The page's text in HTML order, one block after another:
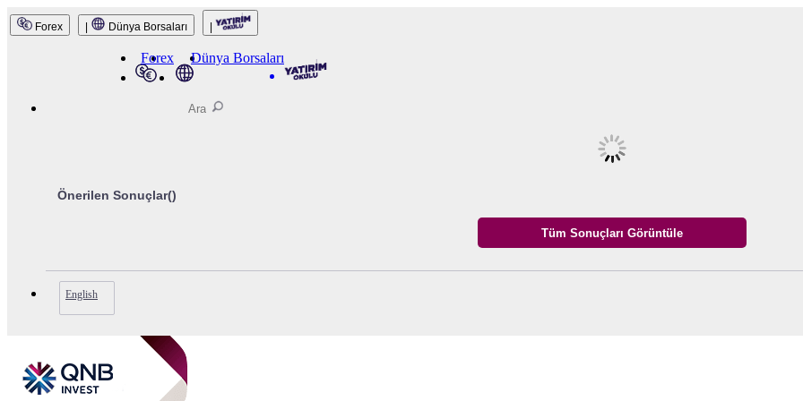
QNB Invest
Forex Dünya Borsaları
Forex Dünya Borsaları
Önerilen Sonuçlar()
English